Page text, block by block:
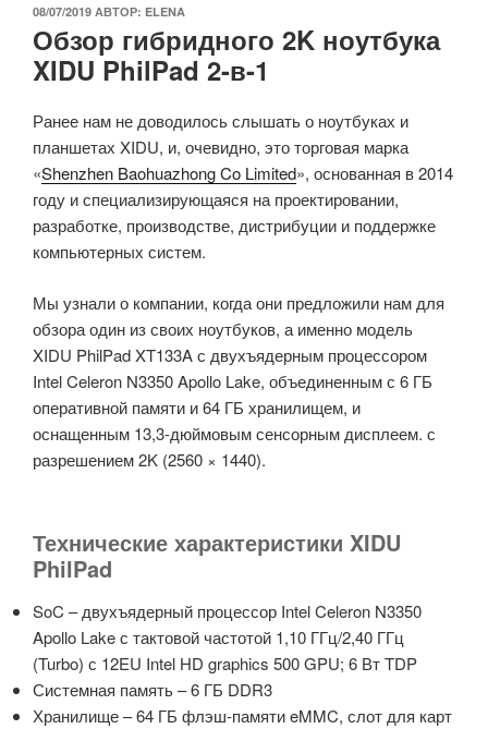
ОПУБЛИКОВАНО
08/07/2019 АВТОР: ELENA
Обзор гибридного 2K ноутбука
XIDU PhilPad 2-в-1
Ранее нам не доводилось слышать о ноутбуках и
планшетах XIDU, и, очевидно, это торговая марка
«Shenzhen Baohuazhong Co Limited», основанная в 2014
году и специализирующаяся на проектировании,
разработке, производстве, дистрибуции и поддержке
компьютерных систем.
Мы узнали о компании, когда они предложили нам для
обзора один из своих ноутбуков, а именно модель
XIDU PhilPad XT133A с двухъядерным процессором
Intel Celeron N3350 Apollo Lake, объединенным с 6 ГБ
оперативной памяти и 64 ГБ хранилищем, и
оснащенным 13,3-дюймовым сенсорным дисплеем. с
разрешением 2K (2560 × 1440).
Технические характеристики XIDU
PhilPad
SoC – двухъядерный процессор Intel Celeron N3350
Apollo Lake с тактовой частотой 1,10 ГГц/2,40 ГГц
(Turbo) с 12EU Intel HD graphics 500 GPU; 6 Вт TDP
Системная память – 6 ГБ DDR3
Хранилище – 64 ГБ флэш-памяти eMMC, слот для карт